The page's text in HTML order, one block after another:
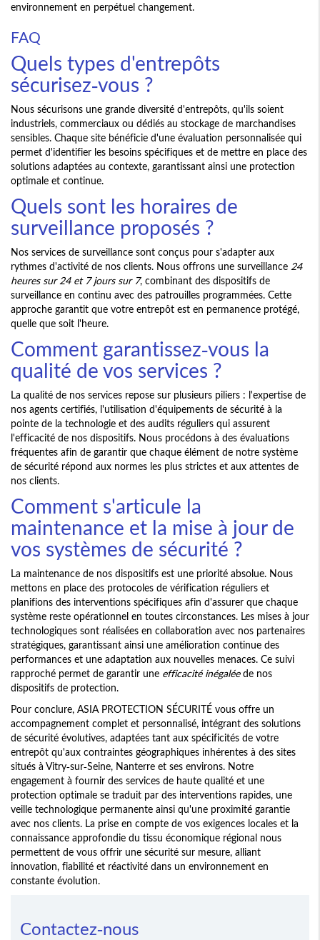
environnement en perpétuel changement.
FAQ
Quels types d'entrepôts
sécurisez-vous ?
Nous sécurisons une grande diversité d'entrepôts, qu'ils soient
industriels, commerciaux ou dédiés au stockage de marchandises
sensibles. Chaque site bénéficie d'une évaluation personnalisée qui
permet d'identifier les besoins spécifiques et de mettre en place des
solutions adaptées au contexte, garantissant ainsi une protection
optimale et continue.
Quels sont les horaires de
surveillance proposés ?
Nos services de surveillance sont conçus pour s'adapter aux
rythmes d'activité de nos clients. Nous offrons une surveillance 24
heures sur 24 et 7 jours sur 7, combinant des dispositifs de
surveillance en continu avec des patrouilles programmées. Cette
approche garantit que votre entrepôt est en permanence protégé,
quelle que soit l'heure.
Comment garantissez-vous la
qualité de vos services ?
La qualité de nos services repose sur plusieurs piliers : l'expertise de
nos agents certifiés, l'utilisation d'équipements de sécurité à la
pointe de la technologie et des audits réguliers qui assurent
l'efficacité de nos dispositifs. Nous procédons à des évaluations
fréquentes afin de garantir que chaque élément de notre système
de sécurité répond aux normes les plus strictes et aux attentes de
nos clients.
Comment s'articule la
maintenance et la mise à jour de
vos systèmes de sécurité ?
La maintenance de nos dispositifs est une priorité absolue. Nous
mettons en place des protocoles de vérification réguliers et
planifions des interventions spécifiques afin d'assurer que chaque
système reste opérationnel en toutes circonstances. Les mises à jour
technologiques sont réalisées en collaboration avec nos partenaires
stratégiques, garantissant ainsi une amélioration continue des
performances et une adaptation aux nouvelles menaces. Ce suivi
rapproché permet de garantir une efficacité inégaléede nos
dispositifs de protection.
Pour conclure, ASIA PROTECTION SÉCURITÉ vous offre un
accompagnement complet et personnalisé, intégrant des solutions
de sécurité évolutives, adaptées tant aux spécificités de votre
entrepôt qu'aux contraintes géographiques inhérentes à des sites
situés à Vitry-sur-Seine, Nanterre et ses environs. Notre
engagement à fournir des services de haute qualité et une
protection optimale se traduit par des interventions rapides, une
veille technologique permanente ainsi qu'une proximité garantie
avec nos clients. La prise en compte de vos exigences locales et la
connaissance approfondie du tissu économique régional nous
permettent de vous offrir une sécurité sur mesure, alliant
innovation, fiabilité et réactivité dans un environnement en
constante évolution.
Contactez-nous